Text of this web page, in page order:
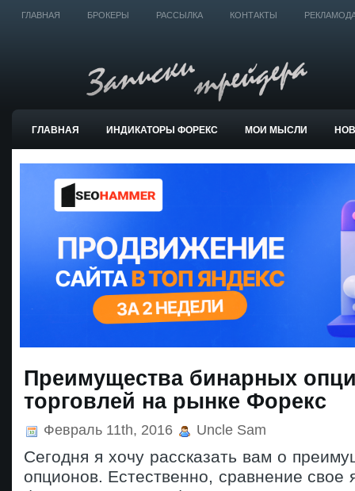
ГЛАВНАЯ БРОКЕРЫ РАССЫЛКА КОНТАКТЫ
ГЛАВНАЯ ИНДИКАТОРЫ ФОРЕКС МОИ МЫСЛИ
ТОРГОВЫЕ СИСТЕМЫ
Преимущества бинарных
торговлей на рынке Форекс
Февраль 11th, 2016 Uncle Sam
Сегодня я хочу рассказать вам о
опционов. Естественно, сравнение свое